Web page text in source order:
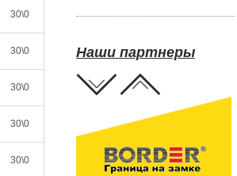
30\0
30\0
30\0
30\0
30\0
Наши партнеры